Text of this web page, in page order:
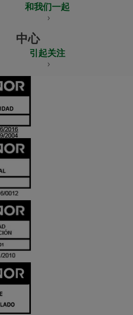
和我们一起
中心
引起关注